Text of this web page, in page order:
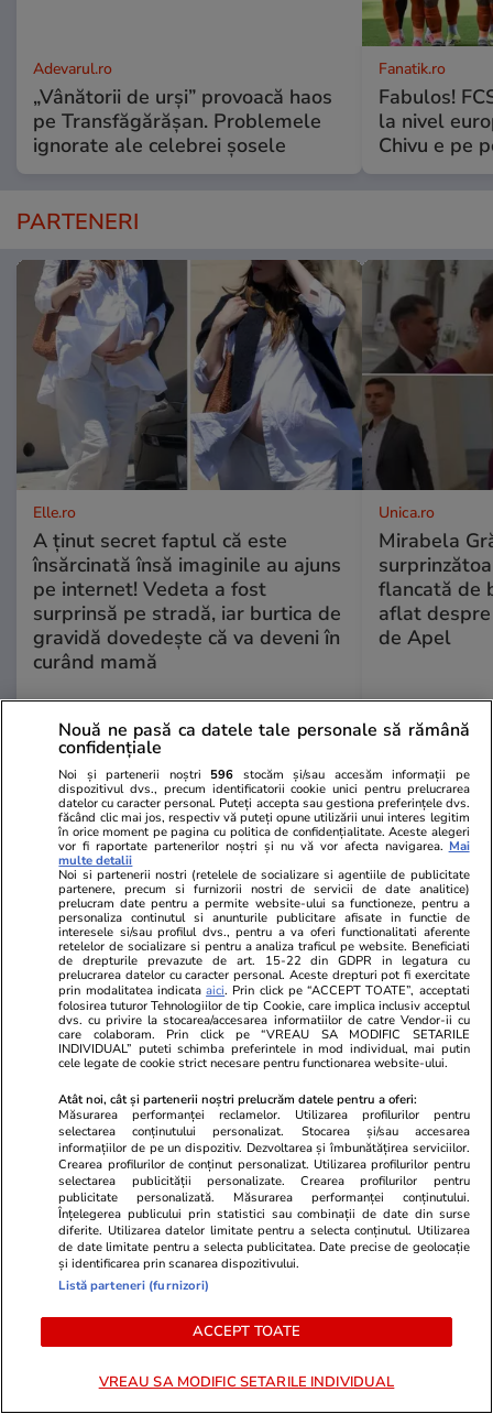
Adevarul.ro
„Vânătorii de urși” provoacă haos
pe Transfăgărășan. Problemele
ignorate ale celebrei șosele
Fanatik.ro
Fabulos!
la nivel
Chivu e pe
PARTENERI
Elle.ro
A ținut secret faptul că este
însărcinată însă imaginile au ajuns
pe internet! Vedeta a fost
surprinsă pe stradă, iar burtica de
gravidă dovedește că va deveni în
curând mamă
Unica.ro
Mirabela
flancată de
aflat
de Apel
MONDEN
Stiri Mondene 02 aug.
Schimb de replici acide între
Cătălin Botezatu și Eli Lăslean.
Designerul, acuzat că i-a folosit
brandul creatoarei de modă.
„Este atât de ipocrită”
Stiri Mondene 02 aug.
la spital. Ce a pățit vedeta după
o ieșire cu prietenele în oraș.
„N-am avut niciodată ceva de
genul ăsta”
PARTENERI
Nouă ne pasă ca datele tale personale să rămână
confidențiale
Noi și partenerii noștri 596 stocăm și/sau accesăm informații pe
dispozitivul dvs., precum identificatorii cookie unici pentru prelucrarea
datelor cu caracter personal. Puteți accepta sau gestiona preferințele dvs.
făcând clic mai jos, respectiv vă puteți opune utilizării unui interes legitim
în orice moment pe pagina cu politica de confidențialitate. Aceste alegeri
vor fi raportate partenerilor noștri și nu vă vor afecta navigarea. Mai
multe detalii
Noi si partenerii nostri (retelele de socializare si agentiile de publicitate
partenere, precum si furnizorii nostri de servicii de date analitice)
prelucram date pentru a permite website-ului sa functioneze, pentru a
personaliza continutul si anunturile publicitare afisate in functie de
interesele si/sau profilul dvs., pentru a va oferi functionalitati aferente
retelelor de socializare si pentru a analiza traficul pe website. Beneficiati
de drepturile prevazute de art. 15-22 din GDPR in legatura cu
prelucrarea datelor cu caracter personal. Aceste drepturi pot fi exercitate
prin modalitatea indicataaici. Prin click pe “ACCEPT TOATE”, acceptati
folosirea tuturor Tehnologiilor de tip Cookie, care implica inclusiv acceptul
dvs. cu privire la stocarea/accesarea informatiilor de catre Vendor-ii cu
care colaboram. Prin click pe “VREAU SA MODIFIC SETARILE
INDIVIDUAL” puteti schimba preferintele in mod individual, mai putin
cele legate de cookie strict necesare pentru functionarea website-ului.
Atât noi, cât și partenerii noștri prelucrăm datele pentru a oferi:
Măsurarea performanței reclamelor. Utilizarea profilurilor pentru
selectarea conținutului personalizat. Stocarea și/sau accesarea
informațiilor de pe un dispozitiv. Dezvoltarea și îmbunătățirea serviciilor.
Crearea profilurilor de conținut personalizat. Utilizarea profilurilor pentru
selectarea publicității personalizate. Crearea profilurilor pentru
publicitate personalizată. Măsurarea performanței conținutului.
Înțelegerea publicului prin statistici sau combinații de date din surse
diferite. Utilizarea datelor limitate pentru a selecta conținutul. Utilizarea
de date limitate pentru a selecta publicitatea. Date precise de geolocație
și identificarea prin scanarea dispozitivului.
Listă parteneri (furnizori)
ACCEPT TOATE
VREAU SA MODIFIC SETARILE INDIVIDUAL